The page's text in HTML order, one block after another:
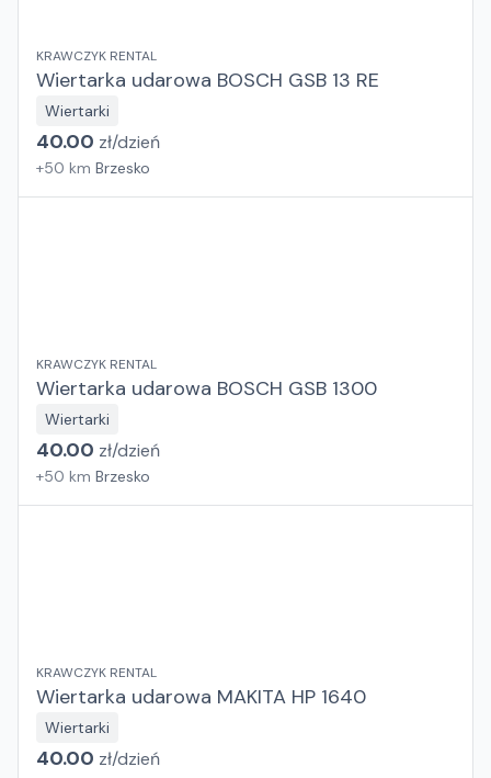
KRAWCZYK RENTAL
Wiertarka udarowa BOSCH GSB 13 RE
Wiertarki
40.00 zł/dzień
+50 km Brzesko
KRAWCZYK RENTAL
Wiertarka udarowa BOSCH GSB 1300
Wiertarki
40.00 zł/dzień
+50 km Brzesko
KRAWCZYK RENTAL
Wiertarka udarowa MAKITA HP 1640
Wiertarki
40.00 zł/dzień